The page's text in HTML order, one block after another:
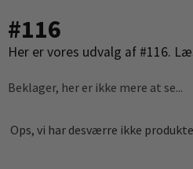
#116
Her er vores udvalg af #116.
Beklager, her er ikke mere at se...
Ops, vi har desværre ikke